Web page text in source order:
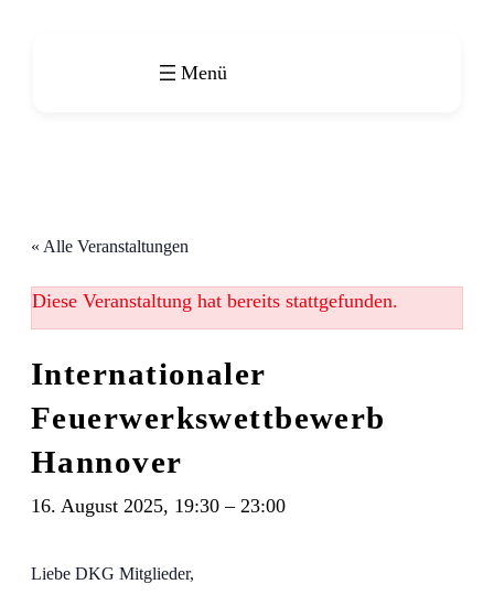
« Alle Veranstaltungen
Diese Veranstaltung hat bereits stattgefunden.
Internationaler
Feuerwerkswettbewerb
Hannover
16. August 2025, 19:30 – 23:00
Liebe DKG Mitglieder,